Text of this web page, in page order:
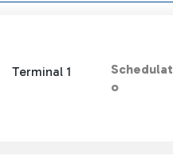
Terminal 1
Schedulat
o